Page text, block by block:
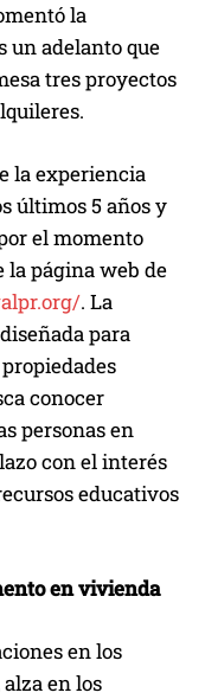
la
un adelanto que
tres proyectos
la experiencia
últimos 5 años y
el momento
la página web de
. La
para
conocer
personas en
con el interés
educativos
en vivienda
en los
en los